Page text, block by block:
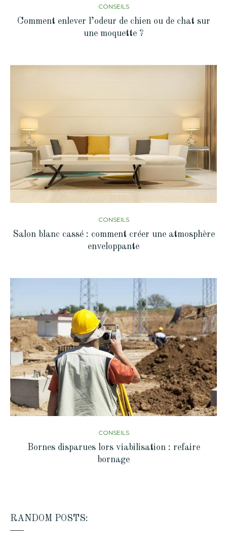
CONSEILS
Comment enlever l’odeur de chien ou de chat sur
une moquette ?
CONSEILS
Salon blanc cassé : comment créer une atmosphère
enveloppante
CONSEILS
Bornes disparues lors viabilisation : refaire
bornage
RANDOM POSTS: